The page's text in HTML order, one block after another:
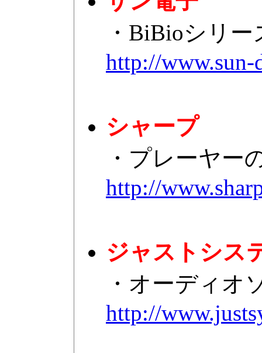
・BiBioシリ
http://www.sun-
シャープ
・プレーヤー
http://
ジャストシス
・オーディオ
http://